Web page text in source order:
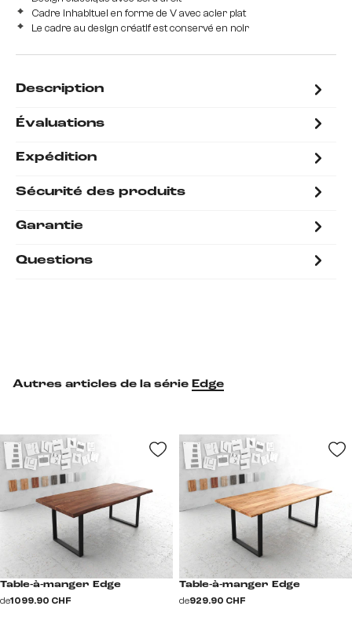
Cadre inhabituel en forme de V avec acier plat
Le cadre au design créatif est conservé en noir
Description
Évaluations
Expédition
Sécurité des produits
Garantie
Questions
Autres articles de la série Edge
Table-à-manger Edge
de1 099.90 CHF
Table-à-manger Edge
de929.90 CHF